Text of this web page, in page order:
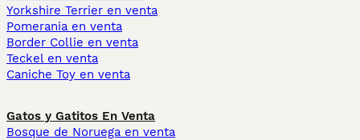
Yorkshire Terrier en venta
Pomerania en venta
Border Collie en venta
Teckel en venta
Caniche Toy en venta
Gatos y Gatitos En Venta
Bosque de Noruega en venta